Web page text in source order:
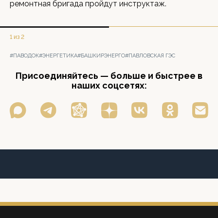
ремонтная бригада пройдут инструктаж.
1 из 2
#ПАВОДОК#ЭНЕРГЕТИКА#БАШКИРЭНЕРГО#ПАВЛОВСКАЯ ГЭС
Присоединяйтесь — больше и быстрее в
наших соцсетях: